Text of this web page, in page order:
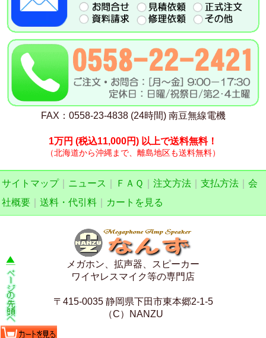
FAX：0558-23-4838 (24時間) 南豆無線電機
1万円 (税込11,000円) 以上で送料無料！
（北海道から沖縄まで、離島地区も送料無料）
サイトマップ｜ ニュース ＦＡＱ 注文方法 支払方法
会
社概要
送料・代引料 カートを見る
メガホン、拡声器、スピーカー
ワイヤレスマイク等の専門店
〒415-0035 静岡県下田市東本郷2-1-5
（C）NANZU